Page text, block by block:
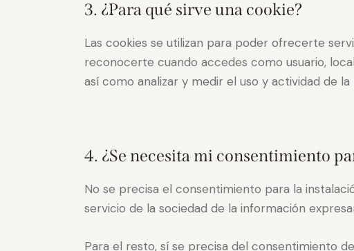
3. ¿Para qué sirve una cookie?
Las cookies se utilizan para poder ofrecerte
reconocerte cuando accedes como usuario,
así como analizar y medir el uso y actividad de la
4. ¿Se necesita mi consentimiento
No se precisa el consentimiento para la
servicio de la sociedad de la información
Para el resto, sí se precisa del consentimiento